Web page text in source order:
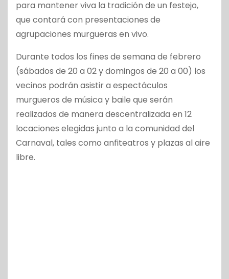
para mantener viva la tradición de un festejo,
que contará con presentaciones de
agrupaciones murgueras en vivo.
Durante todos los fines de semana de febrero
(sábados de 20 a 02 y domingos de 20 a 00) los
vecinos podrán asistir a espectáculos
murgueros de música y baile que serán
realizados de manera descentralizada en 12
locaciones elegidas junto a la comunidad del
Carnaval, tales como anfiteatros y plazas al aire
libre.